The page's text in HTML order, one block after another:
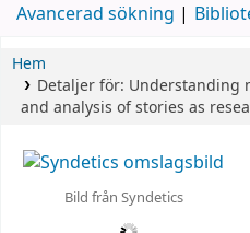
Avancerad sökning
Hem
Detaljer för: Understanding
and analysis of stories as
Bild från Syndetics